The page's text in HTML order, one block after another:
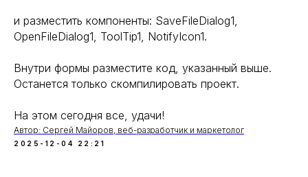
и разместить компоненты: SaveFileDialog1,
OpenFileDialog1, ToolTip1, NotifyIcon1.
Внутри формы разместите код, указанный выше.
Останется только скомпилировать проект.
На этом сегодня все, удачи!
Автор: Сергей Майоров, веб-разработчик и маркетолог
2025-12-04 22:21